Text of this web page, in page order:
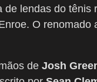
de lendas do tênis
O renomado
de Josh